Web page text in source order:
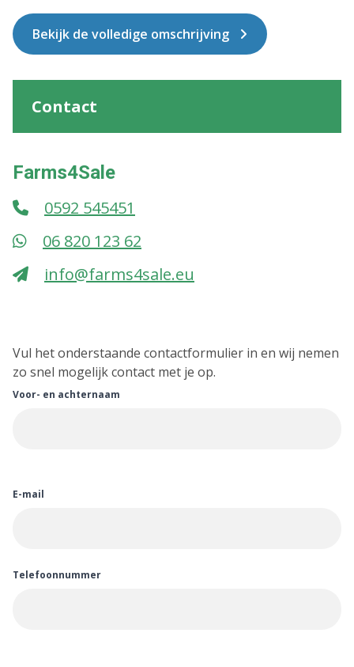
Bekijk de volledige omschrijving
Contact
Farms4Sale
0592 545451
06 820 123 62
info@farms4sale.eu
Vul het onderstaande contactformulier in en wij nemen
zo snel mogelijk contact met je op.
Voor- en achternaam
E-mail
Telefoonnummer